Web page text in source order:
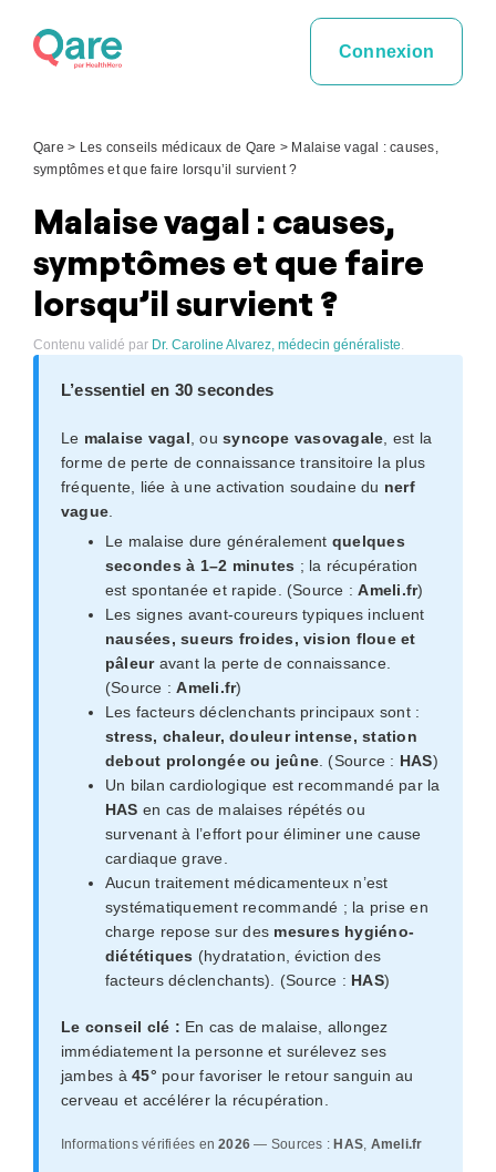
Connexion
Qare > Les conseils médicaux de Qare > Malaise vagal : causes,
symptômes et que faire lorsqu’il survient ?
Malaise vagal : causes,
symptômes et que faire
lorsqu’il survient ?
Contenu validé par Dr. Caroline Alvarez, médecin généraliste.
L’essentiel en 30 secondes
Le malaise vagal , ousyncope vasovagale , est la
forme de perte de connaissance transitoire la plus
fréquente, liée à une activation soudaine du nerf
vague
Le malaise dure généralement quelques
secondes à 1–2 minutes ; la récupération
est spontanée et rapide. (Source :Ameli.fr)
Les signes avant-coureurs typiques incluent
nausées, sueurs froides, vision floue et
pâleuravant la perte de connaissance.
(Source :Ameli.fr)
Les facteurs déclenchants principaux sont :
stress, chaleur, douleur intense, station
debout prolongée ou jeûne . (Source : HAS)
Un bilan cardiologique est recommandé par la
HAS en cas de malaises répétés ou
survenant à l’effort pour éliminer une cause
cardiaque grave.
Aucun traitement médicamenteux n’est
systématiquement recommandé ; la prise en
charge repose sur des mesures hygiéno-
diététiques (hydratation, éviction des
facteurs déclenchants). (Source : HAS)
Le conseil clé : En cas de malaise, allongez
immédiatement la personne et surélevez ses
jambes à45° pour favoriser le retour sanguin au
cerveau et accélérer la récupération.
Informations vérifiées en2026 — Sources : HAS, Ameli.fr